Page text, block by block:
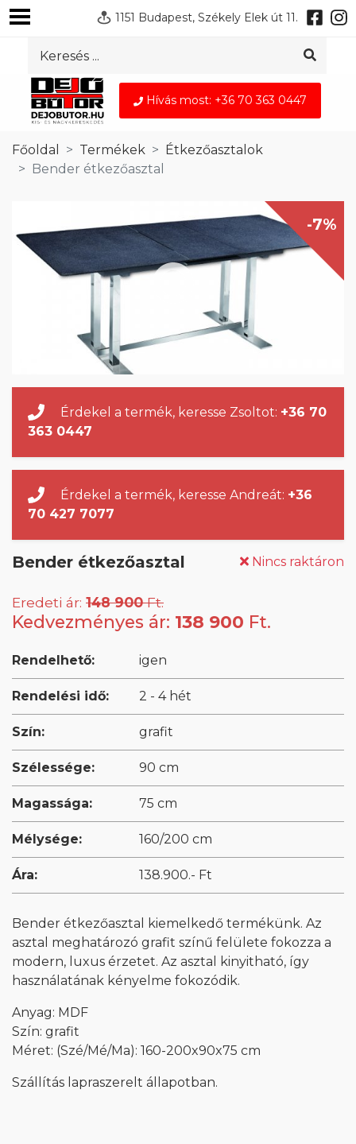
1151 Budapest, Székely Elek út 11.
Hívás most: +36 70 363 0447
Főoldal Termékek
Étkezőasztalok
Bender étkezőasztal
-7%
Érdekel a termék, keresse Zsoltot: +36 70
363 0447
Érdekel a termék, keresse Andreát: +36
70 427 7077
Bender étkezőasztal Nincs raktáron
Eredeti ár: 148 900Ft.
Kedvezményes ár: 138 900 Ft.
Rendelhető: igen
Rendelési idő: 2 - 4 hét
Szín: grafit
Szélessége: 90 cm
Magassága: 75 cm
Mélysége: 160/200 cm
Ára: 138.900.- Ft
Bender étkezőasztal kiemelkedő termékünk. Az
asztal meghatározó grafit színű felülete fokozza a
modern, luxus érzetet. Az asztal kinyitható, így
használatának kényelme fokozódik.
Anyag: MDF
Szín: grafit
Méret: (Szé/Mé/Ma): 160-200x90x75 cm
Szállítás lapraszerelt állapotban.